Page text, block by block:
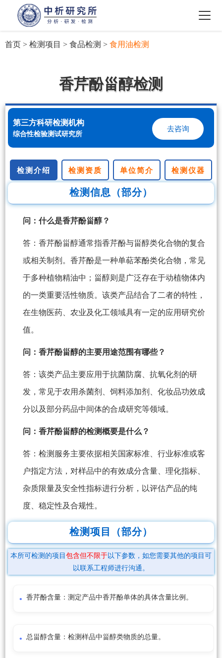
首页 > 检测项目 > 食品检测 > 食用油检测
香芹酚甾醇检测
第三方科研检测机构
综合性检验测试研究所
去咨询
检测介绍 检测资质 单位简介 检测仪器
检测信息（部分）
问：什么是香芹酚甾醇？
答：香芹酚甾醇通常指香芹酚与甾醇类化合物的复合
或相关制剂。香芹酚是一种单萜苯酚类化合物，常见
于多种植物精油中；甾醇则是广泛存在于动植物体内
的一类重要活性物质。该类产品结合了二者的特性，
在生物医药、农业及化工领域具有一定的应用研究价
值。
问：香芹酚甾醇的主要用途范围有哪些？
答：该类产品主要应用于抗菌防腐、抗氧化剂的研
发，常见于农用杀菌剂、饲料添加剂、化妆品功效成
分以及部分药品中间体的合成研究等领域。
问：香芹酚甾醇的检测概要是什么？
答：检测服务主要依据相关国家标准、行业标准或客
户指定方法，对样品中的有效成分含量、理化指标、
杂质限量及安全性指标进行分析，以评估产品的纯
度、稳定性及合规性。
检测项目（部分）
本所可检测的项目 包含但不限于以下参数，如您需要其他的项目可
以联系工程师进行沟通。
香芹酚含量：测定产品中香芹酚单体的具体含量比例。
总甾醇含量：检测样品中甾醇类物质的总量。